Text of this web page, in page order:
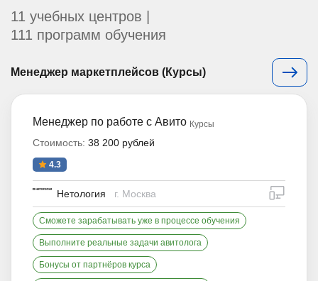
11 учебных центров |
111 программ обучения
Менеджер маркетплейсов (Курсы)
Менеджер по работе с Авито Курсы
Стоимость: 38 200 рублей
4.3
Нетология г. Москва
Сможете зарабатывать уже в процессе обучения
Выполните реальные задачи авитолога
Бонусы от партнёров курса